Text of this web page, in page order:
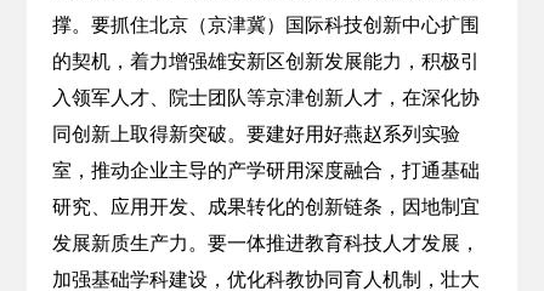
撑。要抓住北京（京津冀）国际科技创新中心扩围
的契机，着力增强雄安新区创新发展能力，积极引
入领军人才、院士团队等京津创新人才，在深化协
同创新上取得新突破。要建好用好燕赵系列实验
室，推动企业主导的产学研用深度融合，打通基础
研究、应用开发、成果转化的创新链条，因地制宜
发展新质生产力。要一体推进教育科技人才发展，
加强基础学科建设，优化科教协同育人机制，壮大